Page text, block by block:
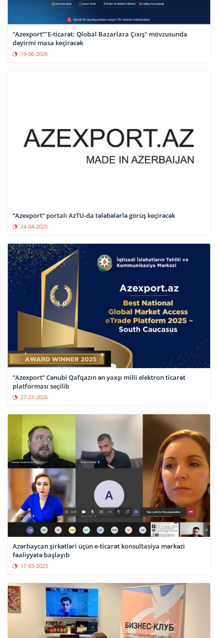
“Azexport”"E-ticarət: Qlobal Bazarlara Çıxış" mövzusunda
dəyirmi masa keçirəcək
19-06-2026
“Azexport” portalı AzTU-da tələbələrlə görüş keçirəcək
24-04-2025
“Azexport” Cənubi Qafqazın ən yaxşı milli elektron ticarət
platforması seçilib
27-01-2026
Azərbaycan şirkətləri üçün e-ticarət konsultasiya mərkəzi
fəaliyyətə başlayıb
17-03-2023